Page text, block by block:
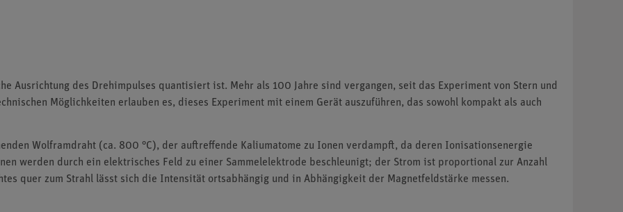
Ausrichtung des Drehimpulses quantisiert ist. Mehr als 100 Jahre sind vergangen, seit das Experiment von Stern und
Möglichkeiten erlauben es, dieses Experiment mit einem Gerät auszuführen, das sowohl kompakt als auch
Wolframdraht (ca. 800 °C), der auftreffende Kaliumatome zu Ionen verdampft, da deren Ionisationsenergie
werden durch ein elektrisches Feld zu einer Sammel­elektrode beschleunigt; der Strom ist proportional zur Anzahl
quer zum Strahl lässt sich die Intensität ortsabhängig und in Abhängigkeit der Magnetfeldstärke messen.